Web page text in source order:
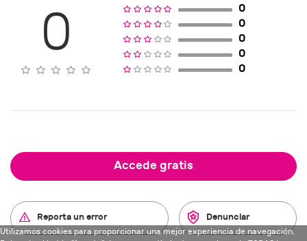
0
0
0
0
0
0
Accede gratis
Reporta un error Denunciar
Utilizamos cookies para proporcionar una mejor experiencia de navegación.